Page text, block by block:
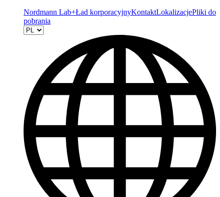
Nordmann Lab+Ład korporacyjnyKontaktLokalizacjePliki do
pobrania